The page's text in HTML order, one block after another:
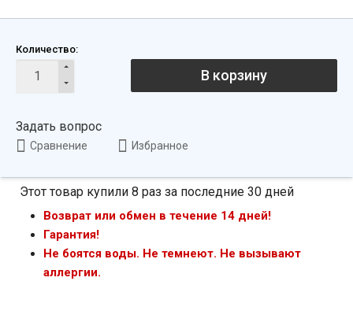
Количество:
В корзину
Задать вопрос
Сравнение Избранное
Этот товар купили 8 раз за последние 30 дней
Возврат или обмен в течение 14 дней!
Гарантия!
Не боятся воды. Не темнеют. Не вызывают
аллергии.